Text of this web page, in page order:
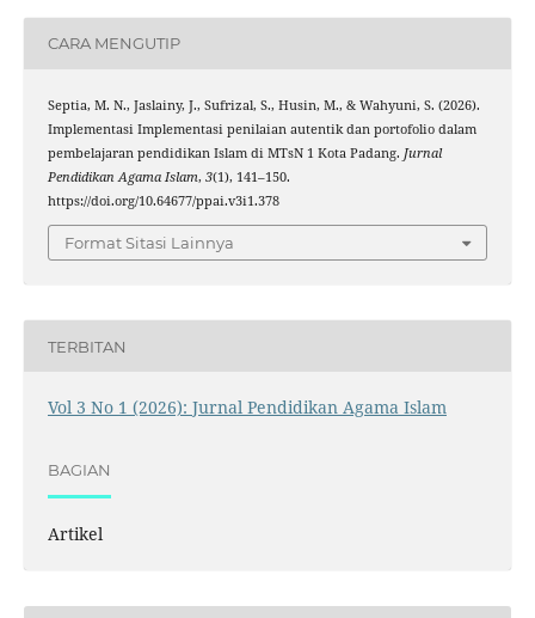
CARA MENGUTIP
Septia, M. N., Jaslainy, J., Sufrizal, S., Husin, M., & Wahyuni, S. (2026).
Implementasi Implementasi penilaian autentik dan portofolio dalam
pembelajaran pendidikan Islam di MTsN 1 Kota Padang. Jurnal
Pendidikan Agama Islam, 3(1), 141–150.
https://doi.org/10.64677/ppai.v3i1.378
Format Sitasi Lainnya
TERBITAN
Vol 3 No 1 (2026): Jurnal Pendidikan Agama Islam
BAGIAN
Artikel